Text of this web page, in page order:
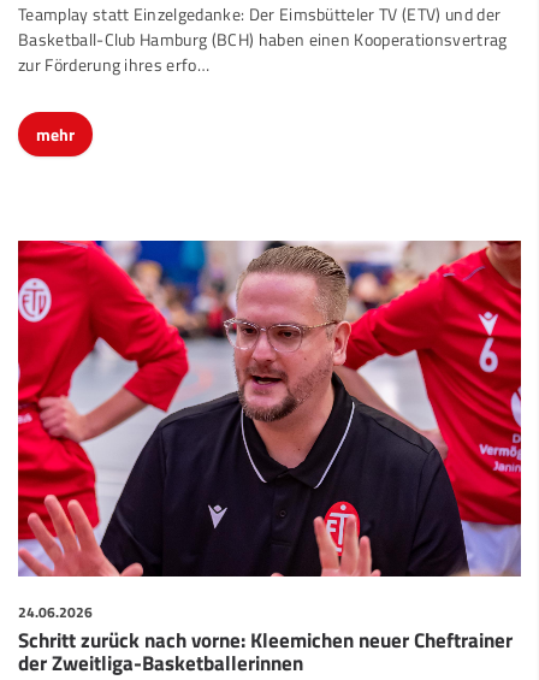
Teamplay statt Einzelgedanke: Der Eimsbütteler TV (ETV) und der
Basketball-Club Hamburg (BCH) haben einen Kooperationsvertrag
zur Förderung ihres erfo…
mehr
24.06.2026
Schritt zurück nach vorne: Kleemichen neuer Cheftrainer
der Zweitliga-Basketballerinnen